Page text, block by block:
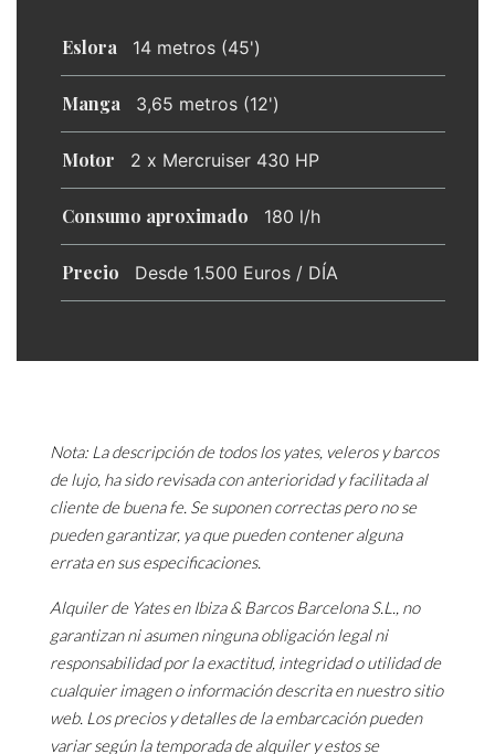
Eslora 14 metros (45')
Manga 3,65 metros (12')
Motor 2 x Mercruiser 430 HP
Consumo aproximado 180 l/h
Precio Desde 1.500 Euros / DÍA
Nota: La descripción de todos los yates, veleros y barcos
de lujo, ha sido revisada con anterioridad y facilitada al
cliente de buena fe. Se suponen correctas pero no se
pueden garantizar, ya que pueden contener alguna
errata en sus especificaciones.
Alquiler de Yates en Ibiza & Barcos Barcelona S.L., no
garantizan ni asumen ninguna obligación legal ni
responsabilidad por la exactitud, integridad o utilidad de
cualquier imagen o información descrita en nuestro sitio
web. Los precios y detalles de la embarcación pueden
variar según la temporada de alquiler y estos se